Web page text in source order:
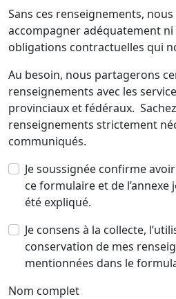
Sans ces renseignements,
accompagner adéquatement ni
obligations contractuelles qui
Au besoin, nous partagerons
renseignements avec les
provinciaux et fédéraux.
renseignements strictement
communiqués.
Je soussignée confirme
ce formulaire et de l’annexe
été expliqué.
Je consens à la collecte,
conservation de mes
mentionnées dans le
Nom complet